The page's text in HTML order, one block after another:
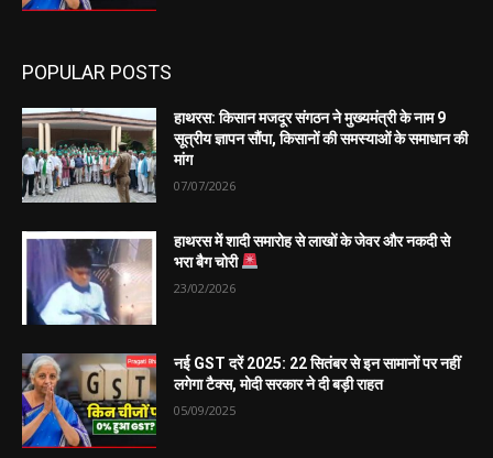
POPULAR POSTS
हाथरस: किसान मजदूर संगठन ने मुख्यमंत्री के नाम 9
सूत्रीय ज्ञापन सौंपा, किसानों की समस्याओं के समाधान की
मांग
07/07/2026
हाथरस में शादी समारोह से लाखों के जेवर और नकदी से
भरा बैग चोरी
23/02/2026
नई GST दरें 2025: 22 सितंबर से इन सामानों पर नहीं
लगेगा टैक्स, मोदी सरकार ने दी बड़ी राहत
05/09/2025